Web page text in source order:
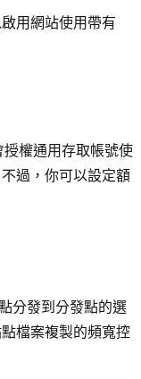
用網站使用帶有
權通用存取帳號使
過，你可以設定額
分發到分發點的選
檔案複製的頻寬控